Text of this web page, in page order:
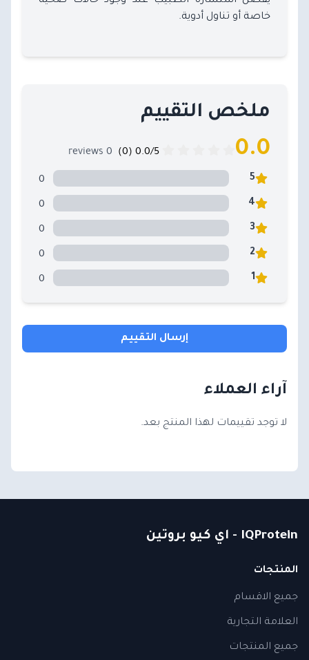
خاصة أو تناول أدوية.
ملخص التقييم
0.0
0 reviews
5
0
4
0
3
0
2
0
1
0
إرسال التقييم
آراء العملاء
لا توجد تقييمات لهذا المنتج بعد.
IQProtein - اي كيو بروتين
المنتجات
جميع الاقسام
العلامة التجارية
جميع المنتجات